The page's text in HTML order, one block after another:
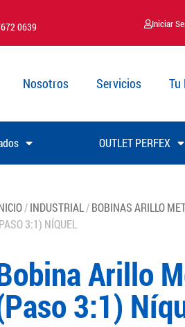
0639 Iniciar
Nosotros Servicios Tu
OUTLET PERFEX
/INDUSTRIAL/BOBINAS ARILLO
3:1) NÍQUEL
Arillo
3:1)